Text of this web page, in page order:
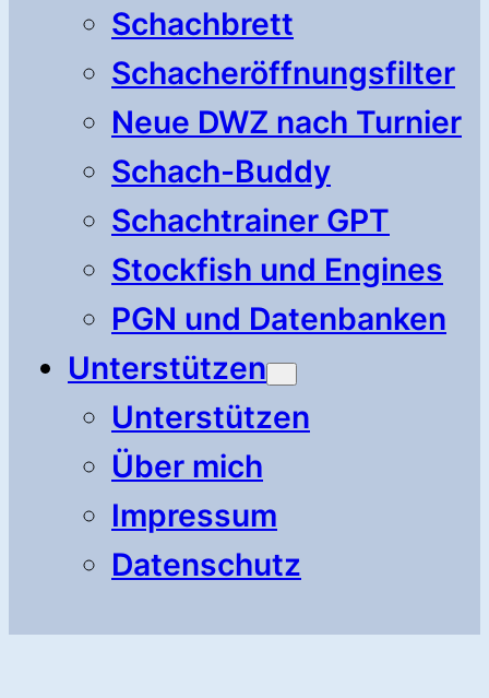
Schachbrett
Schacheröffnungsfilter
Neue DWZ nach Turnier
Schach-Buddy
Schachtrainer GPT
Stockfish und Engines
PGN und Datenbanken
Unterstützen
Unterstützen
Über mich
Impressum
Datenschutz